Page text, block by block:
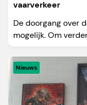
vaarverkeer
De doorgang over
mogelijk. Om
Nieuws